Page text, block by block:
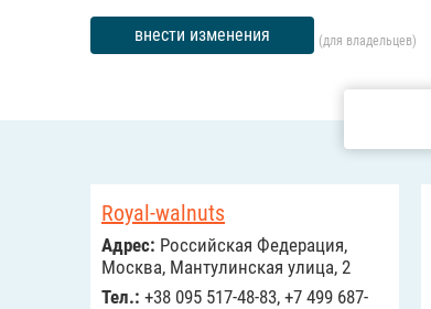
внести изменения (для владельцев)
Royal-walnuts
Адрес: Российcкая Федерация,
Москва, Мантулинская улица, 2
Тел.: +38 095 517-48-83, +7 499 687-